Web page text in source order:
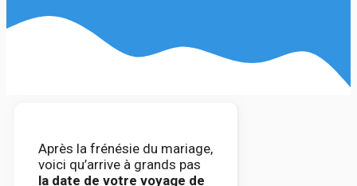
Après la frénésie du mariage,
voici qu’arrive à grands pas
la date de votre voyage de